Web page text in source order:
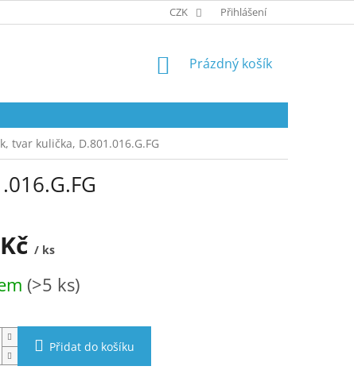
PODMÍNKY OCHRANY OSOBNÍCH
CZK Přihlášení
NÁKUPNÍ
Prázdný košík
tvar kulička, D.801.016.G.FG
/ ks
(>5 ks)
Přidat do košíku